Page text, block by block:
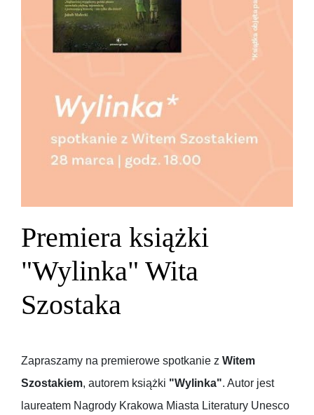
Premiera książki
"Wylinka" Wita
Szostaka
Zapraszamy na premierowe spotkanie z Witem
Szostakiem, autorem książki "Wylinka". Autor jest
laureatem Nagrody Krakowa Miasta Literatury Unesco